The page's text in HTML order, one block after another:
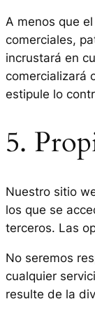
A menos que
comerciales,
incrustará en
comercializará
estipule lo
5.
Nuestro sitio
los que se
terceros. Las
No seremos
cualquier
resulte de la